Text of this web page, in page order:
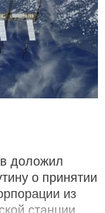
доложил
о принятии
из
станции